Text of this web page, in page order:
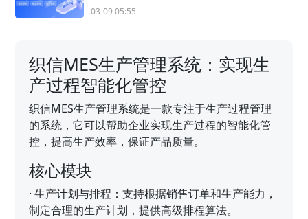
03-09 05:55
织信MES生产管理系统：实现生
产过程智能化管控
织信MES生产管理系统是一款专注于生产过程管理
的系统，它可以帮助企业实现生产过程的智能化管
控，提高生产效率，保证产品质量。
核心模块
·生产计划与排程：支持根据销售订单和生产能力，
制定合理的生产计划，提供高级排程算法。